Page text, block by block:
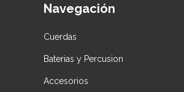
Navegación
Cuerdas
Baterias y Percusion
Accesorios